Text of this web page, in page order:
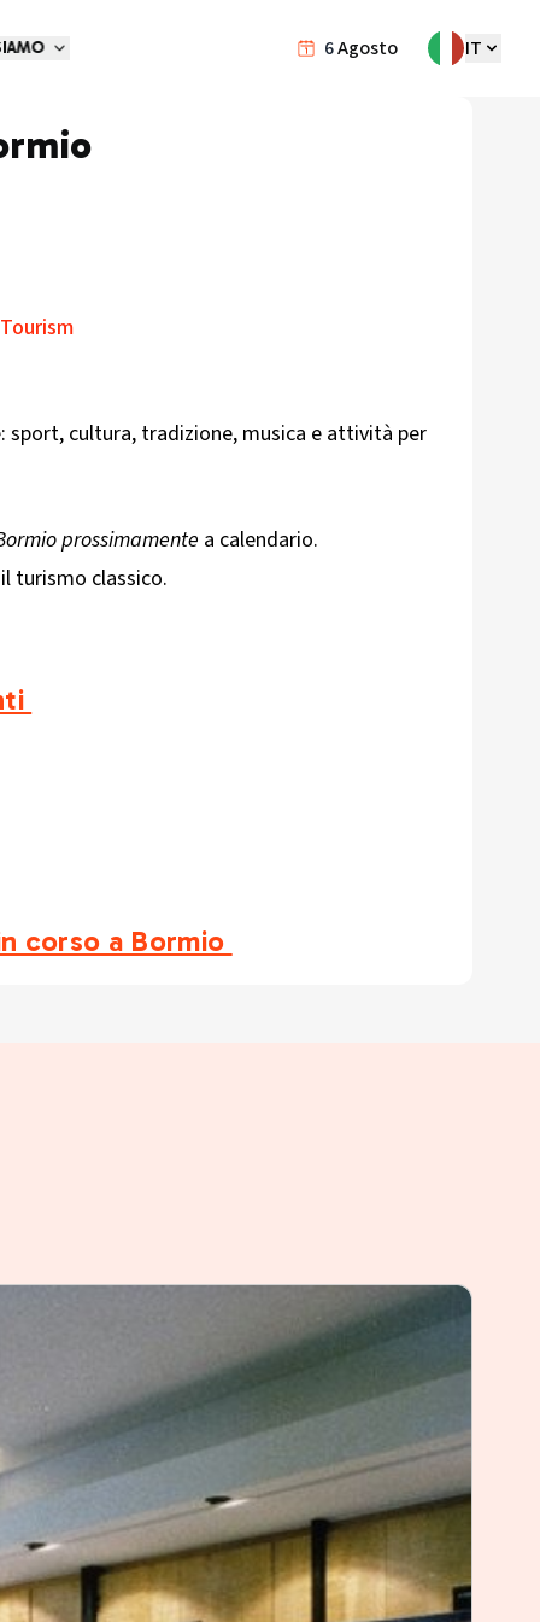
6Agosto IT
cultura, tradizione, musica e attività per
prossimamente a calendario.
turismo classico.
corso a Bormio